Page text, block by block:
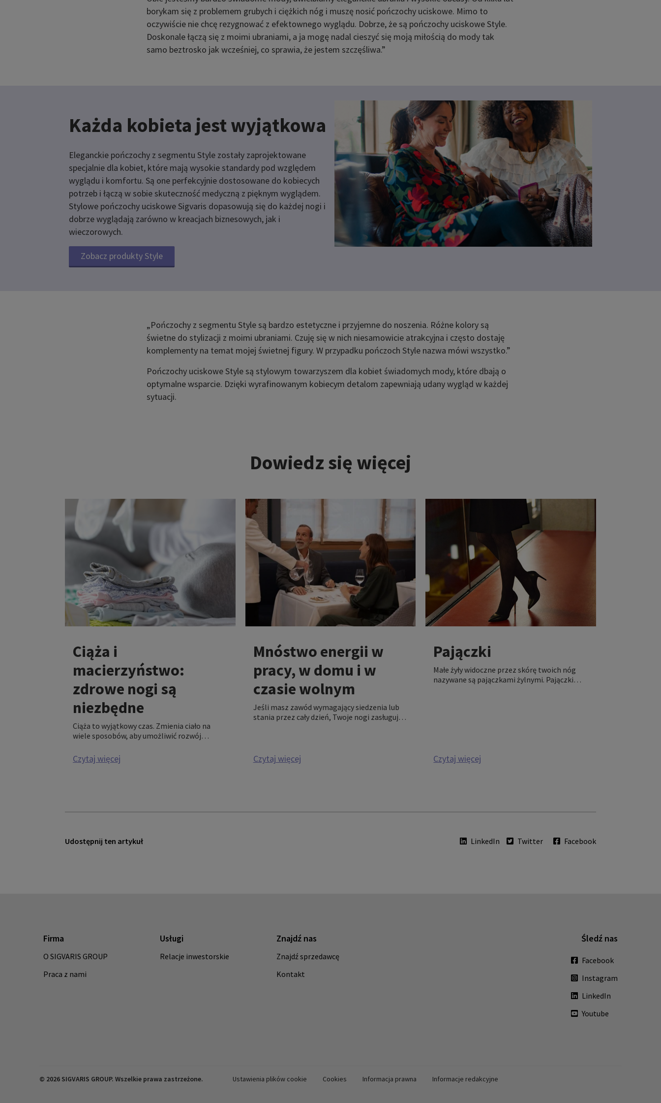
borykam się z problemem grubych i ciężkich nóg i muszę nosić pończochy uciskowe. Mimo to
oczywiście nie chcę rezygnować z efektownego wyglądu. Dobrze, że są pończochy uciskowe Style.
Doskonale łączą się z moimi ubraniami, a ja mogę nadal cieszyć się moją miłością do mody tak
samo beztrosko jak wcześniej, co sprawia, że jestem szczęśliwa.”
Każda kobieta jest wyjątkowa
Eleganckie pończochy z segmentu Style zostały zaprojektowane
specjalnie dla kobiet, które mają wysokie standardy pod względem
wyglądu i komfortu. Są one perfekcyjnie dostosowane do kobiecych
potrzeb i łączą w sobie skuteczność medyczną z pięknym wyglądem.
Stylowe pończochy uciskowe Sigvaris dopasowują się do każdej nogi i
dobrze wyglądają zarówno w kreacjach biznesowych, jak i
wieczorowych.
Zobacz produkty Style
„Pończochy z segmentu Style są bardzo estetyczne i przyjemne do noszenia. Różne kolory są
świetne do stylizacji z moimi ubraniami. Czuję się w nich niesamowicie atrakcyjna i często dostaję
komplementy na temat mojej świetnej figury. W przypadku pończoch Style nazwa mówi wszystko.”
Pończochy uciskowe Style są stylowym towarzyszem dla kobiet świadomych mody, które dbają o
optymalne wsparcie. Dzięki wyrafinowanym kobiecym detalom zapewniają udany wygląd w każdej
sytuacji.
Dowiedz się więcej
Ciąża i
macierzyństwo:
zdrowe nogi są
niezbędne
Ciąża to wyjątkowy czas. Zmienia ciało na
wiele sposobów, aby umożliwić rozwój
nóg. Warto więc odpowiednio się o nie
zatroszczyć, aby w okresie ciąży utrzymać
Czytaj więcej
Mnóstwo energii w
pracy, w domu i w
czasie wolnym
Jeśli masz zawód wymagający siedzenia lub
stania przez cały dzień, Twoje nogi zasługują
życia.
Czytaj więcej
Pajączki
Małe żyły widoczne przez skórę twoich nóg
nazywane są pajączkami żylnymi. Pajączki
Czytaj więcej
Udostępnij ten artykuł LinkedIn Twitter Facebook
Firma
O SIGVARIS GROUP
Praca z nami
Usługi
Relacje inwestorskie
Znajdź nas
Znajdź sprzedawcę
Kontakt
Śledź nas
Facebook
Instagram
LinkedIn
Youtube
© 2026 SIGVARIS GROUP. Wszelkie prawa zastrzeżone. Ustawienia plików cookie Cookies Informacja prawna Informacje redakcyjne